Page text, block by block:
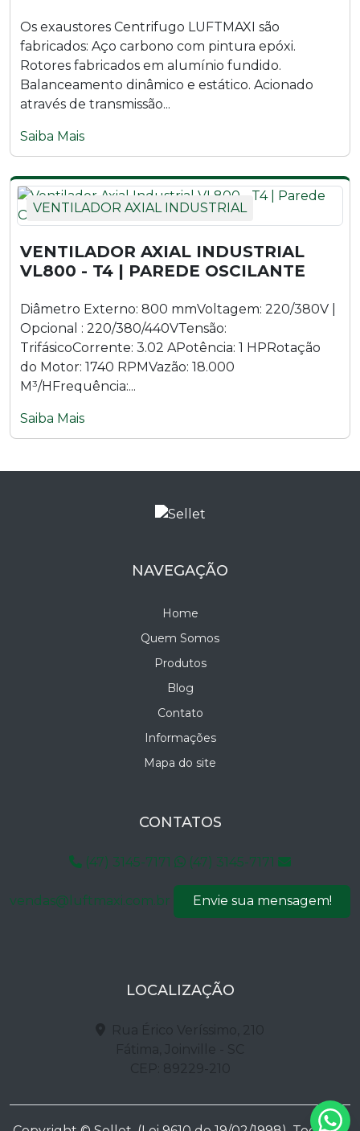
Os exaustores Centrifugo LUFTMAXI são
fabricados: Aço carbono com pintura epóxi.
Rotores fabricados em alumínio fundido.
Balanceamento dinâmico e estático. Acionado
através de transmissão...
Saiba Mais
VENTILADOR AXIAL INDUSTRIAL
VENTILADOR AXIAL INDUSTRIAL
VL800 - T4 | PAREDE OSCILANTE
Diâmetro Externo: 800 mmVoltagem: 220/380V |
Opcional : 220/380/440VTensão:
TrifásicoCorrente: 3.02 APotência: 1 HPRotação
do Motor: 1740 RPMVazão: 18.000
M³/HFrequência:...
Saiba Mais
NAVEGAÇÃO
Home
Quem Somos
Produtos
Blog
Contato
Informações
Mapa do site
CONTATOS
(47) 3145-7171 (47) 3145-7171
vendas@luftmaxi.com.br Envie sua mensagem!
LOCALIZAÇÃO
Rua Érico Veríssimo, 210
Fátima, Joinville - SC
CEP: 89229-210